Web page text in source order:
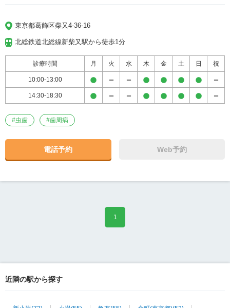
東京都葛飾区柴又4-36-16
北総鉄道北総線新柴又駅から徒歩1分
診療時間 月 火 水 木 金 土 日 祝
10:00-13:00
14:30-18:30
#虫歯 #歯周病
電話予約 Web予約
1
近隣の駅から探す